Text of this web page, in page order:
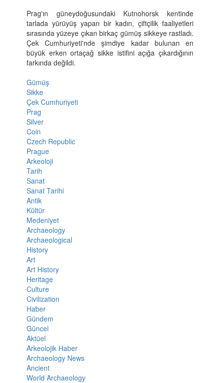
Prag'ın güneydoğusundaki Kutnohorsk kentinde
tarlada yürüyüş yapan bir kadın, çiftçilik faaliyetleri
sırasında yüzeye çıkan birkaç gümüş sikkeye rastladı.
Çek Cumhuriyeti'nde şimdiye kadar bulunan en
büyük erken ortaçağ sikke istifini açığa çıkardığının
farkında değildi.
Gümüş
Sikke
Çek Cumhuriyeti
Prag
Silver
Coin
Czech Republic
Prague
Arkeoloji
Tarih
Sanat
Sanat Tarihi
Antik
Kültür
Medeniyet
Archaeology
Archaeological
History
Art
Art History
Heritage
Culture
Civilization
Haber
Gündem
Güncel
Aktüel
Arkeolojik Haber
Archaeology News
Ancient
World Archaeology